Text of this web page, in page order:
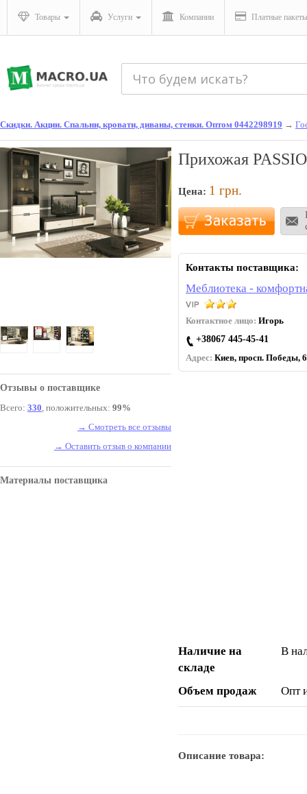
Товары Услуги Компании Платные пакеты
Скидки. Акции. Спальни, кровати, диваны, стенки. Оптом 0442298919 →
Отзывы о поставщике
Всего: 330, положительных: 99%
→ Смотреть все отзывы
→ Оставить отзыв о компании
Материалы поставщика
Прихожая
Цена: 1 грн.
Контакты поставщика:
Меблиотека -
Контактное лицо: Игорь
+38067 445-45-41
Адрес: Киев, просп. Победы,
Наличие на
складе
В
Объем продаж Опт
Описание товара: